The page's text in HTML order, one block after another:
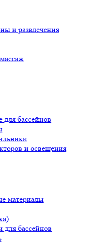
и развлечения
бассейнов
и освещения
материалы
для бассейнов